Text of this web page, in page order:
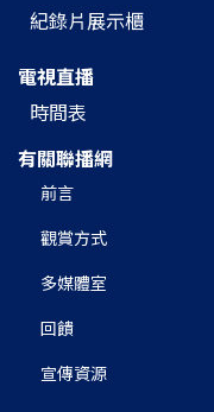
紀錄片展示櫃
電視直播
時間表
有關聯播網
前言
觀賞方式
多媒體室
回饋
宣傳資源